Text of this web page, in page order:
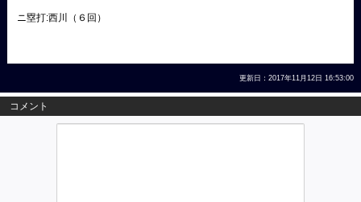
ニ塁打:西川（６回）
更新日：2017年11月12日 16:53:00
コメント